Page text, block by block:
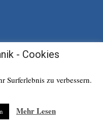
- Cookies
Surferlebnis zu verbessern.
Mehr Lesen